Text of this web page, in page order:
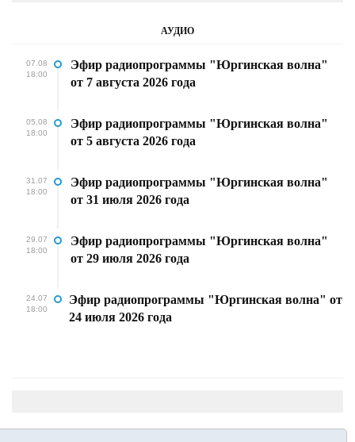
АУДИО
07.08
18:00
Эфир радиопрограммы "Юргинская волна"
от 7 августа 2026 года
05.08
18:00
Эфир радиопрограммы "Юргинская волна"
от 5 августа 2026 года
31.07
18:00
Эфир радиопрограммы "Юргинская волна"
от 31 июля 2026 года
29.07
18:00
Эфир радиопрограммы "Юргинская волна"
от 29 июля 2026 года
24.07
18:00
Эфир радиопрограммы "Юргинская волна" от
24 июля 2026 года